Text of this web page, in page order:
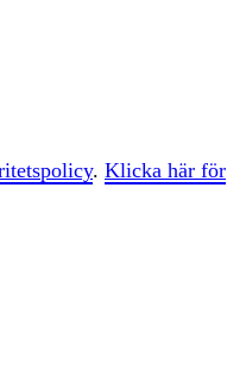
. Klicka här för